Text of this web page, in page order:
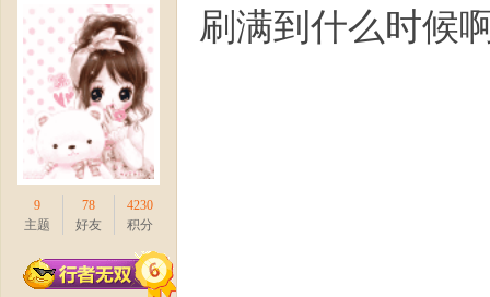
9
主题
78
好友
4230
积分
刷满到什么时候